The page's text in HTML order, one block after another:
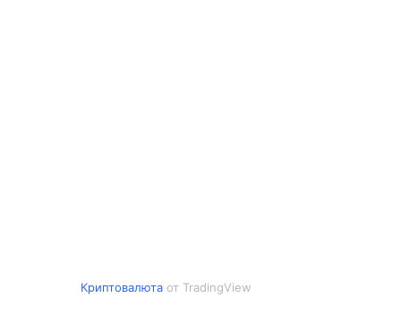
Криптовалютаот TradingView